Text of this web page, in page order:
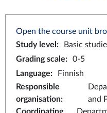
Open the course unit
Study level :
Basic
Grading scale:
0-5
Language:
Finnish
Responsible
organisation:
and